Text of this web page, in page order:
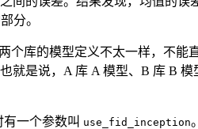
分。
库的模型定义不太一样，不能
是说，A 库 A 模型、B 库 B
一个参数叫 use_fid_inception